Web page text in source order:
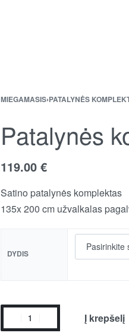
MIEGAMASIS›PATALYNĖS
Patalynės
119.00 €
Satino patalynės komplektas
135x 200 cm užvalkalas
DYDIS
Į krepšelį